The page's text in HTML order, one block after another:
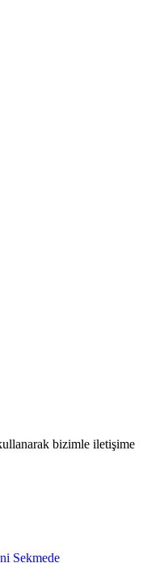
bizimle iletişime
Sekmede